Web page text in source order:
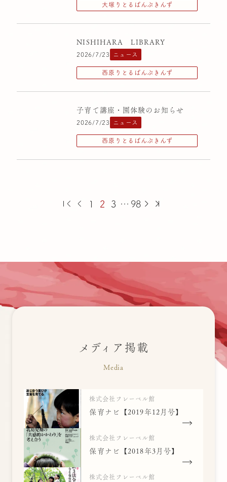
大塚りとるぱんぷきんず
NISHIHARA LIBRARY
2026/7/23 ニュース
西原りとるぱんぷきんず
子育て講座・園体験のお知らせ
2026/7/23 ニュース
西原りとるぱんぷきんず
1 2 3 … 98
メディア掲載
Media
株式会社フレーベル館
保育ナビ【2019年12月号】
株式会社フレーベル館
保育ナビ【2018年3月号】
株式会社フレーベル館